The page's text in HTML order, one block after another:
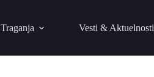
Traganja Vesti & Aktuelnosti